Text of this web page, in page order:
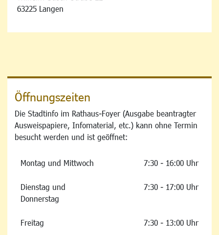
63225 Langen
Öffnungszeiten
Die Stadtinfo im Rathaus-Foyer (Ausgabe beantragter
Ausweispapiere, Infomaterial, etc.) kann ohne Termin
besucht werden und ist geöffnet:
Montag und Mittwoch 7:30 - 16:00 Uhr
Dienstag und
Donnerstag
7:30 - 17:00 Uhr
Freitag 7:30 - 13:00 Uhr